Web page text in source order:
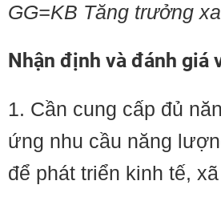
GG=KB Tăng trưởng
Nhận định và đánh giá
1. Cần cung cấp đủ
ứng nhu cầu năng
để phát triển kinh tế,